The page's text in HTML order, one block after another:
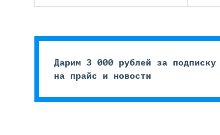
Дарим 3 000 рублей за подписку
на прайс и новости